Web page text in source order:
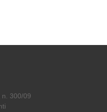
n. 300/09